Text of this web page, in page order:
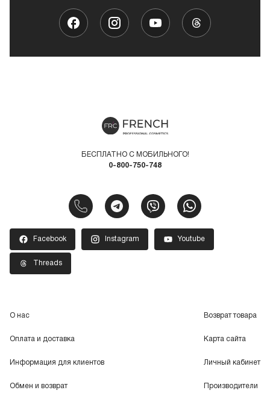
БЕСПЛАТНО С МОБИЛЬНОГО!
0-800-750-748
Facebook Instagram Youtube
Threads
О нас
Оплата и доставка
Информация для клиентов
Обмен и возврат
Возврат товара
Карта сайта
Личный кабинет
Производители